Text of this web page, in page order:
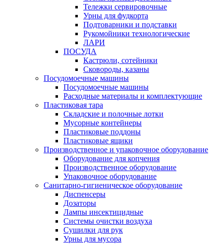
Тележки сервировочные
Урны для фудкорта
Подтоварники и подставки
Рукомойники технологические
ЛАРИ
ПОСУДА
Кастрюли, сотейники
Сковороды, казаны
Посудомоечные машины
Посудомоечные машины
Расходные материалы и комплектующие
Пластиковая тара
Складские и полочные лотки
Мусорные контейнеры
Пластиковые поддоны
Пластиковые ящики
Производственное и упаковочное оборудование
Оборудование для копчения
Производственное оборудование
Упаковочное оборудование
Санитарно-гигиеническое оборудование
Диспенсеры
Дозаторы
Лампы инсектицидные
Системы очистки воздуха
Сушилки для рук
Урны для мусора